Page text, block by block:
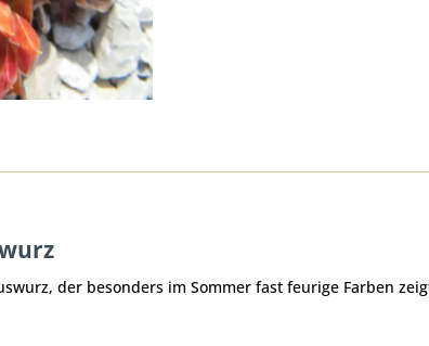
der besonders im Sommer fast feurige Farben